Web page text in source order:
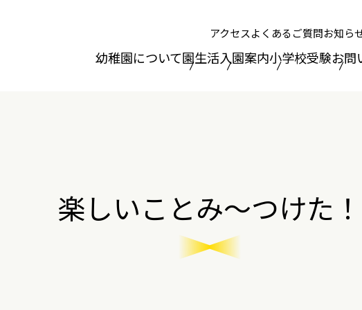
アクセスよくあるご質問お知ら
幼稚園について園生活入園案内小学校受験お問
楽しいことみ～つけた！